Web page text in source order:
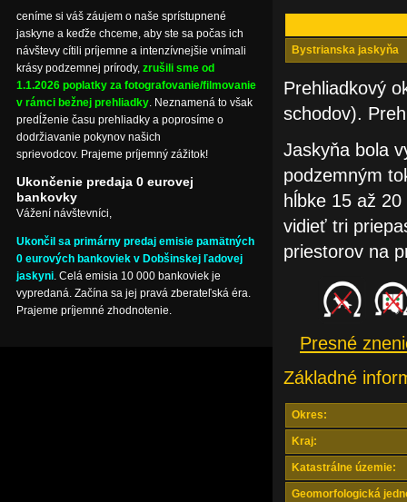
Bystrianska jaskyňa
Prehliadkový
schodov).
Jaskyňa bola
podzemným
hĺbke 15 až
vidieť tri
priestorov na
Presné
Základné
Okres:
Kraj:
Katastrálne územie:
Geomorfologická
ceníme si váš záujem o naše sprístupnené
jaskyne a keďže chceme, aby ste sa počas ich
návštevy cítili príjemne a intenzívnejšie vnímali
krásy podzemnej prírody, zrušili sme od
1.1.2026 poplatky za fotografovanie/filmovanie
v rámci bežnej prehliadky. Neznamená to však
predĺženie času prehliadky a poprosíme o
dodržiavanie pokynov našich
sprievodcov. Prajeme príjemný zážitok!
Ukončenie predaja 0 eurovej
bankovky
Vážení návštevníci,
Ukončil sa primárny predaj emisie pamätných
0 eurových bankoviek v Dobšinskej ľadovej
jaskyni. Celá emisia 10 000 bankoviek je
vypredaná. Začína sa jej pravá zberateľská éra.
Prajeme príjemné zhodnotenie.